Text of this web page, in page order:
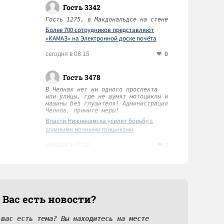
Гость 3342
Гость 1275, в Макдональдсе на стене
Более 700 сотрудников представляют
«КАМАЗ» на Электронной доске почёта
сегодня в 08:15 0
Гость 3478
В Челнах нет ни одного проспекта
или улицы, где не шумят мотоциклы и
машины без глушителя! Администрация
Челнов, примите меры!
Власти Нижнекамска усилят борьбу с
шумными ночными гонщиками
есть новости?
есть тема? Вы находитесь на месте